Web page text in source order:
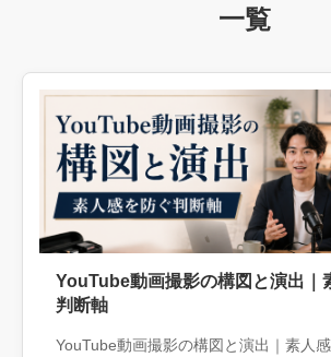
一覧
YouTube動画撮影の構図と演出｜
判断軸
YouTube動画撮影の構図と演出｜素人